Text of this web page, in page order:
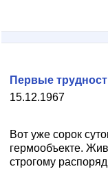
15.12.1967
Первые
Вот уже сорок
гермообъекте.
строгому